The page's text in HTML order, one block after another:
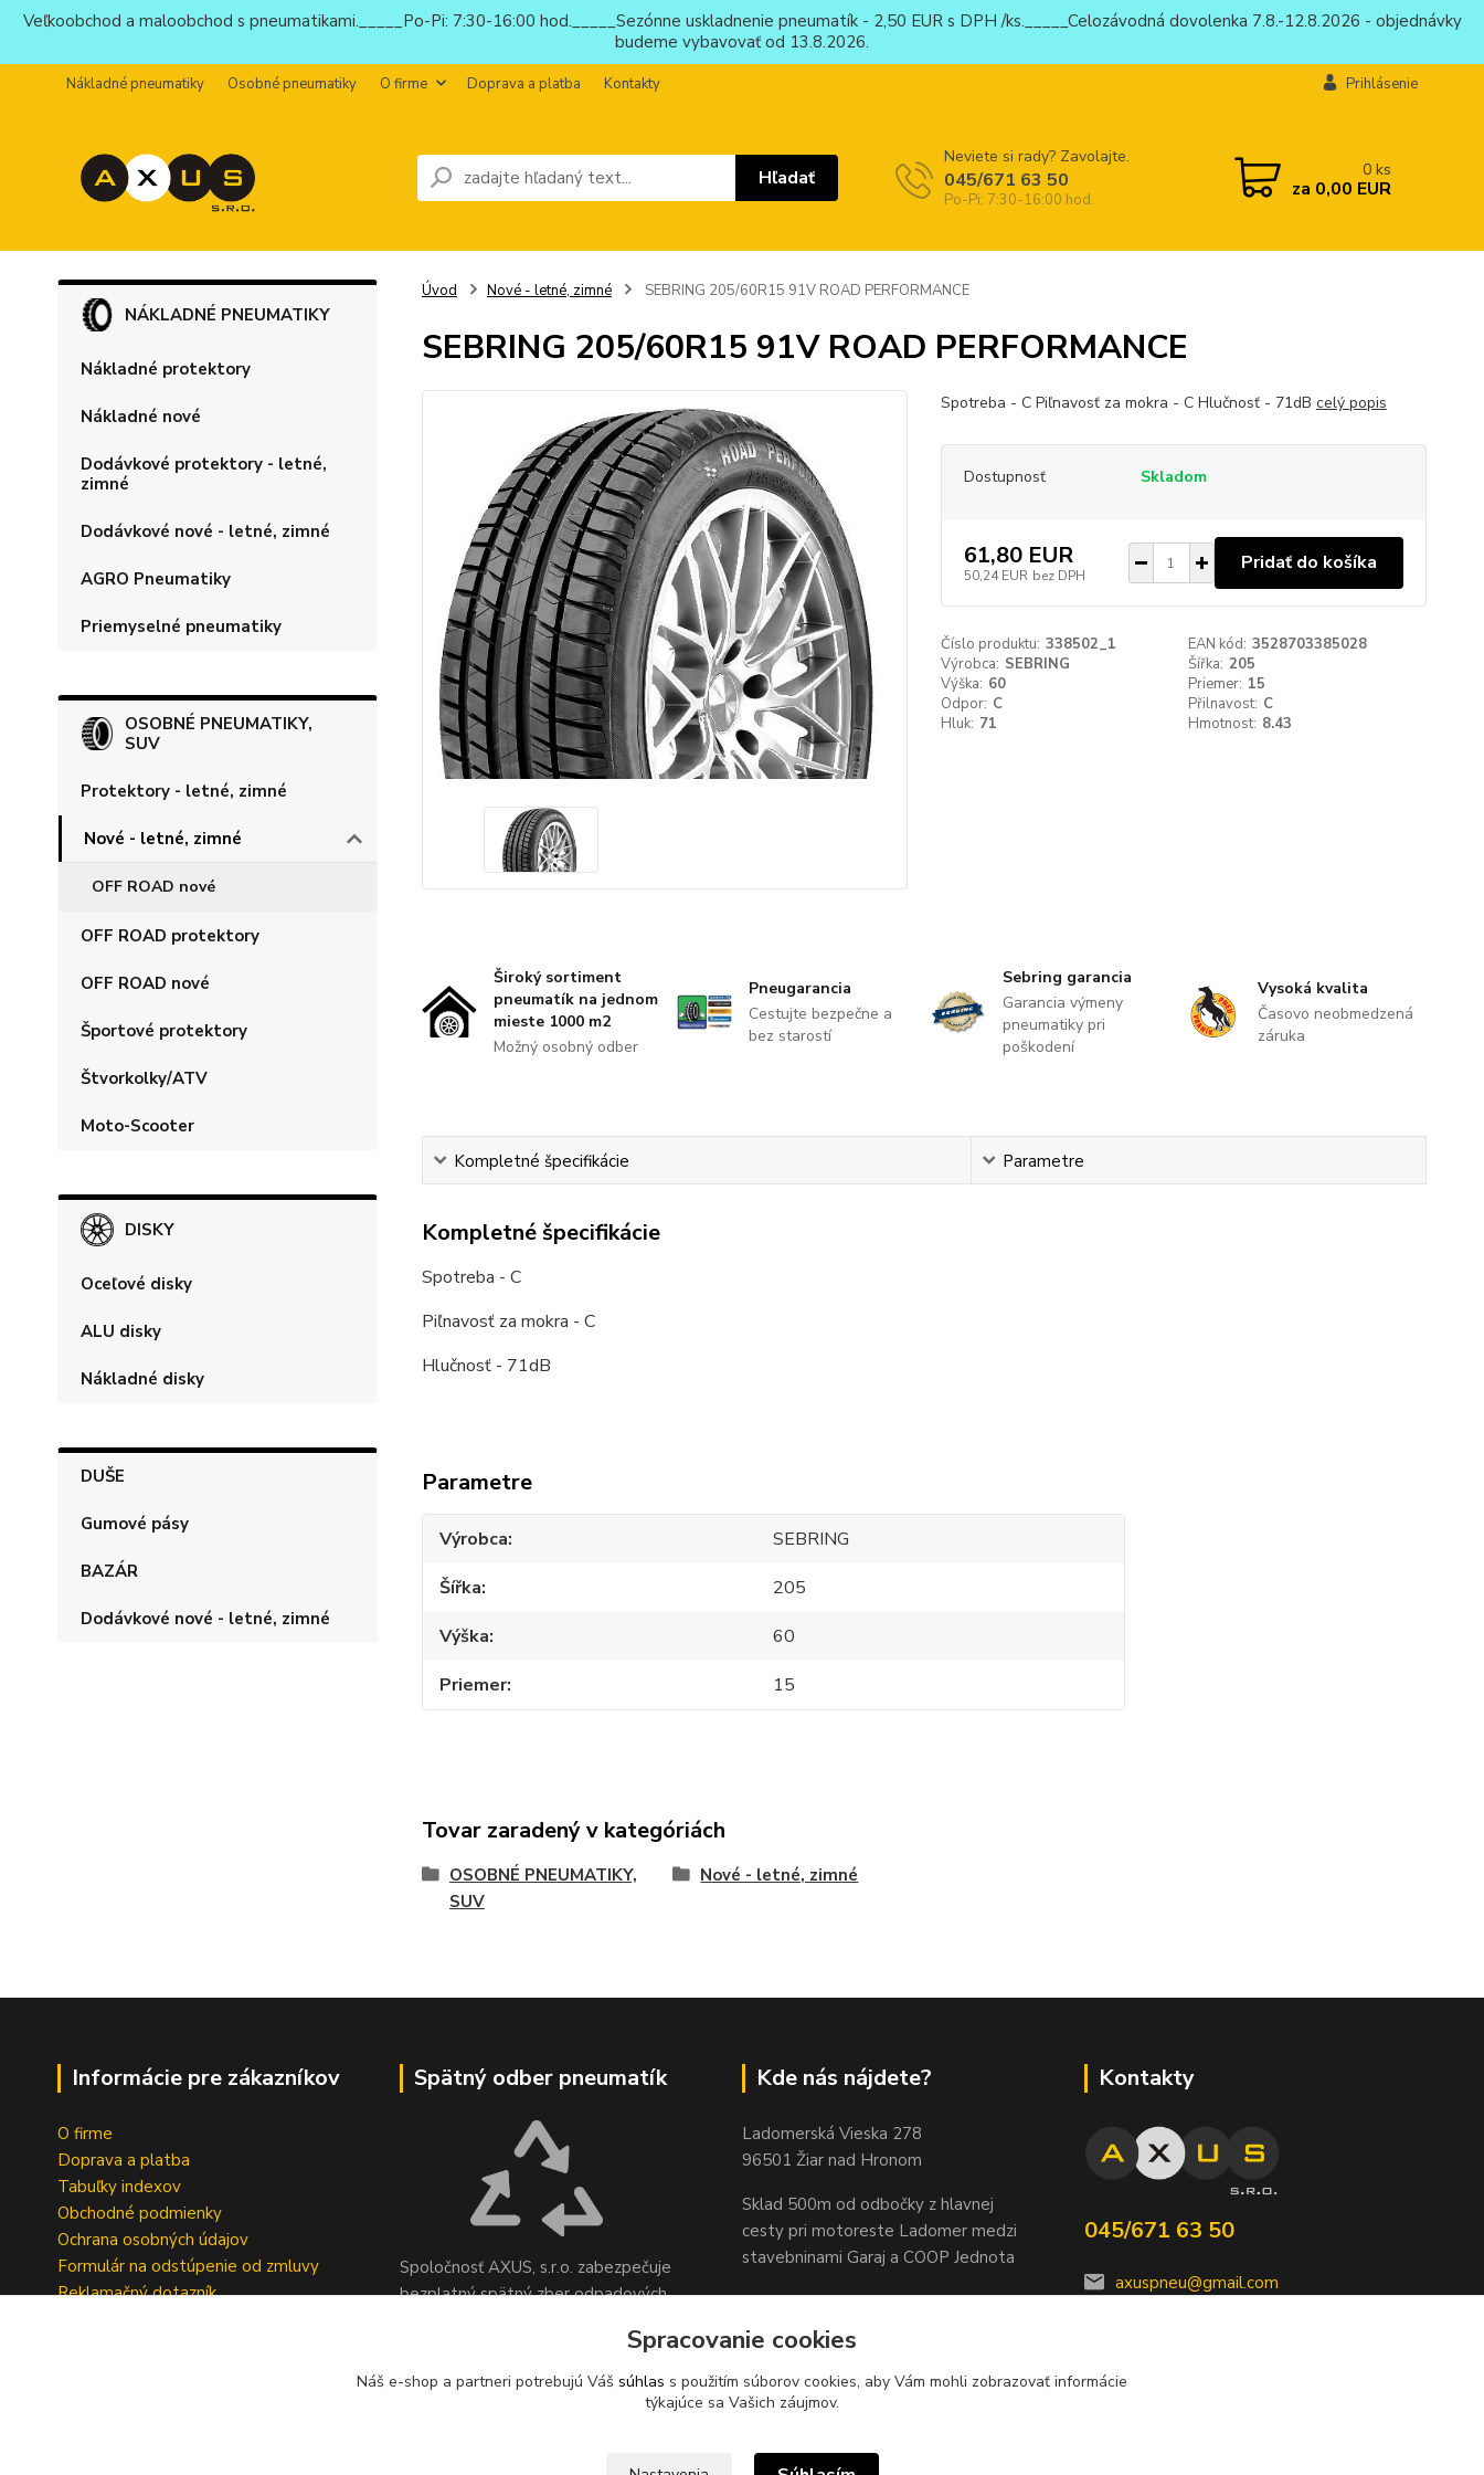
Veľkoobchod a maloobchod s pneumatikami._____Po-Pi: 7:30-16:00 hod._____Sezónne uskladnenie pneumatík - 2,50 EUR s DPH /ks._____Celozávodná dovolenka 7.8.-12.8.2026 - objednávky
budeme vybavovať od 13.8.2026.
Nákladné pneumatiky Osobné pneumatiky O firme Doprava a platba Kontakty Prihlásenie
Hľadať
Neviete si rady? Zavolajte.
045/671 63 50
Po-Pi: 7:30-16:00 hod.
0 ks
za 0,00 EUR
NÁKLADNÉ PNEUMATIKY
Nákladné protektory
Nákladné nové
Dodávkové protektory - letné,
zimné
Dodávkové nové - letné, zimné
AGRO Pneumatiky
Priemyselné pneumatiky
OSOBNÉ PNEUMATIKY,
SUV
Protektory - letné, zimné
Nové - letné, zimné
OFF ROAD nové
OFF ROAD protektory
OFF ROAD nové
Športové protektory
Štvorkolky/ATV
Moto-Scooter
DISKY
Oceľové disky
ALU disky
Nákladné disky
DUŠE
Gumové pásy
BAZÁR
Dodávkové nové - letné, zimné
Úvod Nové - letné, zimné SEBRING 205/60R15 91V ROAD PERFORMANCE
SEBRING 205/60R15 91V ROAD PERFORMANCE
Spotreba - C Piľnavosť za mokra - C Hlučnosť - 71dB celý popis
Dostupnosť Skladom
61,80 EUR
50,24 EUR bez DPH
Pridať do košíka
Číslo produktu: 338502_1 EAN kód: 3528703385028
Výrobca: SEBRING Šířka: 205
Výška: 60 Priemer: 15
Odpor: C Přilnavost: C
Hluk: 71 Hmotnost: 8.43
Široký sortiment
pneumatík na jednom
mieste 1000 m2
Možný osobný odber
Pneugarancia
Cestujte bezpečne a
bez starostí
Sebring garancia
Garancia výmeny
pneumatiky pri
poškodení
Vysoká kvalita
Časovo neobmedzená
záruka
Kompletné špecifikácie Parametre
Kompletné špecifikácie
Spotreba - C
Piľnavosť za mokra - C
Hlučnosť - 71dB
Parametre
Výrobca
SEBRING
Šířka
205
Výška
60
Priemer
15
Tovar zaradený v kategóriách
OSOBNÉ PNEUMATIKY,
SUV
Nové - letné, zimné
Informácie pre zákazníkov
O firme
Doprava a platba
Tabuľky indexov
Obchodné podmienky
Ochrana osobných údajov
Formulár na odstúpenie od zmluvy
Reklamačný dotazník
Spätný odber pneumatík
Spoločnosť AXUS, s.r.o. zabezpečuje
bezplatný spätný zber odpadových
Geromettova 78, 96621 Lovča.
Kde nás nájdete?
Ladomerská Vieska 278
96501 Žiar nad Hronom
Sklad 500m od odbočky z hlavnej
cesty pri motoreste Ladomer medzi
stavebninami Garaj a COOP Jednota
Kontakty
045/671 63 50
axuspneu@gmail.com
Spracovanie cookies
Náš e-shop a partneri potrebujú Váš súhlas s použitím súborov cookies, aby Vám mohli zobrazovať informácie
týkajúce sa Vašich záujmov.